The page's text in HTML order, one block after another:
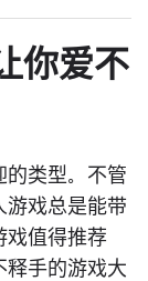
你爱不
的类型。不管
游戏总是能带
戏值得推荐
释手的游戏大